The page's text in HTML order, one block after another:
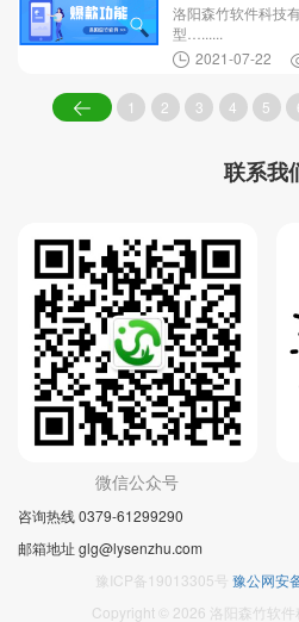
洛阳森竹软件科技
型…......
2021-07-22
1 2 3 4 5
联系我
微信公众号
咨询热线 0379-61299290
邮箱地址 glg@lysenzhu.com
豫ICP备19013305号 豫公网安
Copyright © 2026 洛阳森竹软件